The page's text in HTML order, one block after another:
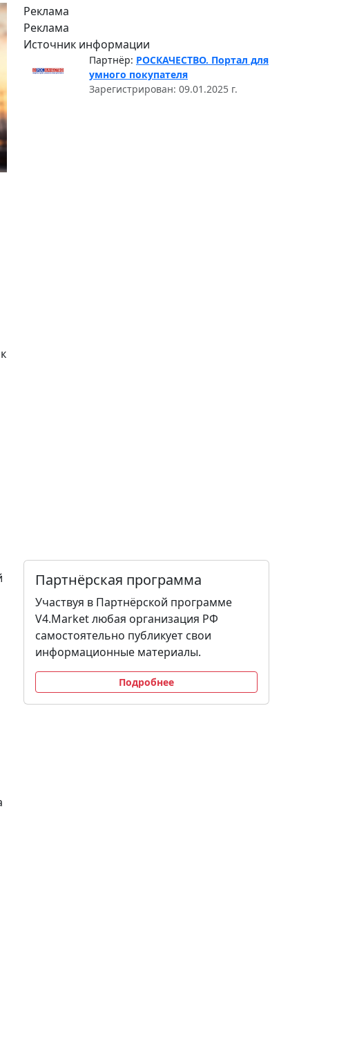
Реклама
Реклама
Источник информации
Партнёр: РОСКАЧЕСТВО. Портал для
умного покупателя
Зарегистрирован: 09.01.2025 г.
Партнёрская программа
Участвуя в Партнёрской программе
V4.Market любая организация РФ
самостоятельно публикует свои
информационные материалы.
Подробнее